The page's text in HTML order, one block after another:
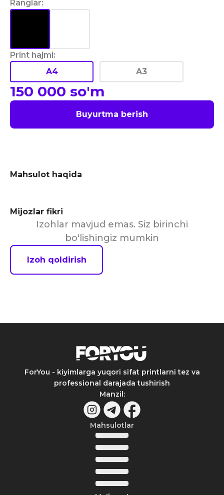
Ranglar:
Print hajmi:
A4
A3
150 000 so'm
Buyurtma berish
Mahsulot haqida
Mijozlar fikri
Izohlar mavjud emas. Siz birinchi
bo'lishingiz mumkin
Izoh qoldirish
ForYou - kiyimlarga yuqori sifat printlarni tez va
professional darajada tushirish
Manzil:
Mahsulotlar